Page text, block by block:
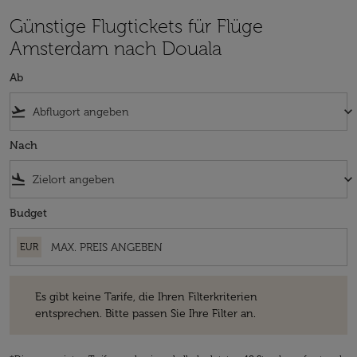
Günstige Flugtickets für Flüge
Amsterdam nach Douala
Ab
flight_takeoff keyboard_arrow_down
Nach
flight_land keyboard_arrow_down
Budget
EUR
Es gibt keine Tarife, die Ihren Filterkriterien
entsprechen. Bitte passen Sie Ihre Filter an.